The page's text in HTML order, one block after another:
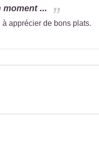
...
apprécier de bons plats.